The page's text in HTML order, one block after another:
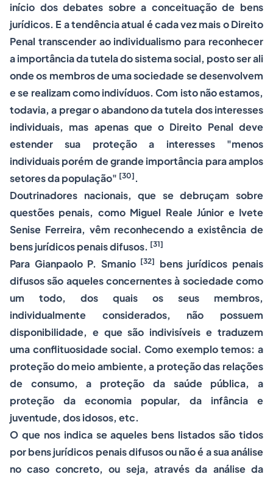
início dos debates sobre a conceituação de bens
jurídicos. E a tendência atual é cada vez mais o Direito
Penal transcender ao individualismo para reconhecer
a importância da tutela do sistema social, posto ser ali
onde os membros de uma sociedade se desenvolvem
e se realizam como indivíduos. Com isto não estamos,
todavia, a pregar o abandono da tutela dos interesses
individuais, mas apenas que o Direito Penal deve
estender sua proteção a interesses "menos
individuais porém de grande importância para amplos
setores da população" [30] .
Doutrinadores nacionais, que se debruçam sobre
questões penais, como Miguel Reale Júnior e Ivete
Senise Ferreira, vêm reconhecendo a existência de
bens jurídicos penais difusos. [31]
Para Gianpaolo P. Smanio [32]
bens jurídicos penais
difusos são aqueles concernentes à sociedade como
um todo, dos quais os seus membros,
individualmente considerados, não possuem
disponibilidade, e que são indivisíveis e traduzem
uma conflituosidade social. Como exemplo temos: a
proteção do meio ambiente, a proteção das relações
de consumo, a proteção da saúde pública, a
proteção da economia popular, da infância e
juventude, dos idosos, etc.
O que nos indica se aqueles bens listados são tidos
por bens jurídicos penais difusos ou não é a sua análise
no caso concreto, ou seja, através da análise da